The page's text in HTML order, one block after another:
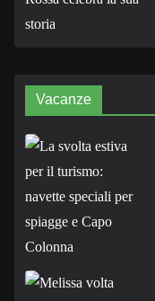
Vacanze